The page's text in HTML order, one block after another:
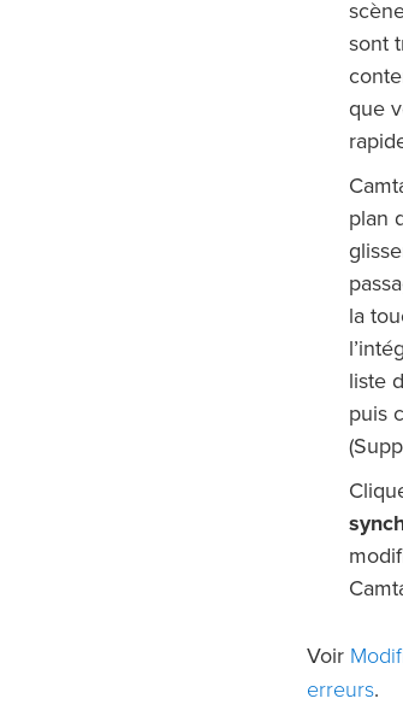
sont
que
plan
la
liste
puis
Voir
erreurs.